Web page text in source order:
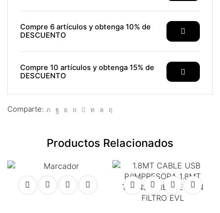
Compre 6 artículos y obtenga 10% de
DESCUENTO
Compre 10 artículos y obtenga 15% de
DESCUENTO
Comparte:
Productos Relacionados